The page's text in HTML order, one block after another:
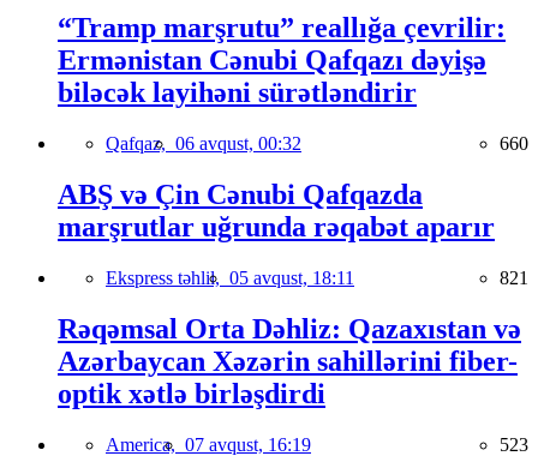
“Tramp marşrutu” reallığa çevrilir:
Ermənistan Cənubi Qafqazı dəyişə
biləcək layihəni sürətləndirir
Qafqaz, 06 avqust, 00:32 660
ABŞ və Çin Cənubi Qafqazda
marşrutlar uğrunda rəqabət aparır
Ekspress təhlil, 05 avqust, 18:11 821
Rəqəmsal Orta Dəhliz: Qazaxıstan və
Azərbaycan Xəzərin sahillərini fiber-
optik xətlə birləşdirdi
America, 07 avqust, 16:19 523